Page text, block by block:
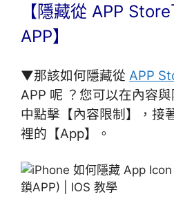
【隱藏從 APP
APP】
▼那該如何隱藏從 APP
APP 呢 ？您可以在內容
中點擊【內容限制】，接
裡的【App】。